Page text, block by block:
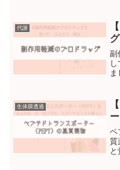
代謝
グ
副
ま
生体膜透過
ペ
質
と